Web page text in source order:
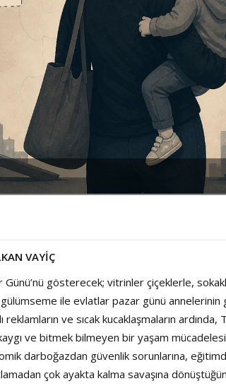
VAYİÇ
gösterecek; vitrinler çiçeklerle,
gülümseme ile evlatlar pazar günü annelerinin
reklamların ve sıcak kucaklaşmaların
ve bitmek bilmeyen bir yaşam mücadelesi
darboğazdan güvenlik sorunlarına,
çok ayakta kalma savaşına